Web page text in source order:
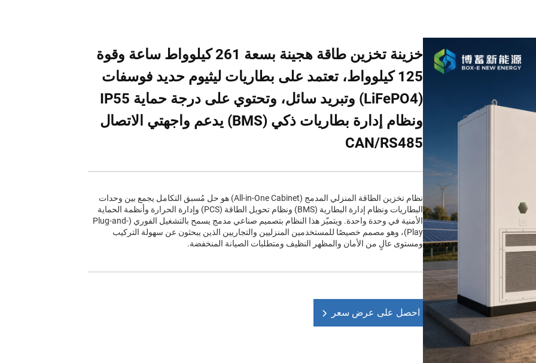
خزينة تخزين طاقة هجينة بسعة 261 كيلوواط ساعة وقوة
125 كيلوواط، تعتمد على بطاريات ليثيوم حديد فوسفات
(LiFePO4) وتبريد سائل، وتحتوي على درجة حماية IP55
ونظام إدارة بطاريات ذكي (BMS) يدعم واجهتي الاتصال
CAN/RS485
نظام تخزين الطاقة المنزلي المدمج (All-in-One Cabinet) هو حل مُسبق التكامل يجمع بين وحدات
البطاريات ونظام إدارة البطارية (BMS) ونظام تحويل الطاقة (PCS) وإدارة الحرارة وأنظمة الحماية
الأمنية في وحدة واحدة. ويتميّز هذا النظام بتصميم صناعي مدمج يسمح بالتشغيل الفوري (Plug-and-
Play)، وهو مصمم خصيصًا للمستخدمين المنزليين والتجاريين الذين يبحثون عن سهولة التركيب
ومستوى عالٍ من الأمان والمظهر النظيف ومتطلبات الصيانة المنخفضة.
احصل على عرض سعر